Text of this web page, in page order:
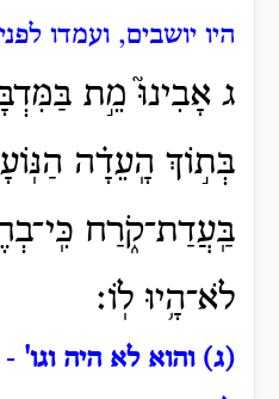
היו יושבים, ועמדו
ג אָבִינוּ֮ מֵ֣ת
בְּת֣וֹךְ הָֽעֵדָ֗ה
בַּֽעֲדַת־קֹ֑רַח
לֹא־הָ֥יוּ לֽוֹ׃
(ג) והוא לא היה וגו' -